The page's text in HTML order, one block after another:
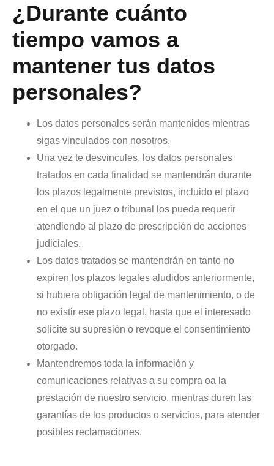
¿Durante cuánto
tiempo vamos a
mantener tus datos
personales?
Los datos personales serán mantenidos mientras
sigas vinculados con nosotros.
Una vez te desvincules, los datos personales
tratados en cada finalidad se mantendrán durante
los plazos legalmente previstos, incluido el plazo
en el que un juez o tribunal los pueda requerir
atendiendo al plazo de prescripción de acciones
judiciales.
Los datos tratados se mantendrán en tanto no
expiren los plazos legales aludidos anteriormente,
si hubiera obligación legal de mantenimiento, o de
no existir ese plazo legal, hasta que el interesado
solicite su supresión o revoque el consentimiento
otorgado.
Mantendremos toda la información y
comunicaciones relativas a su compra oa la
prestación de nuestro servicio, mientras duren las
garantías de los productos o servicios, para atender
posibles reclamaciones.